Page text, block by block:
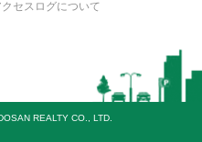
セスログについて
REALTY CO., LTD.